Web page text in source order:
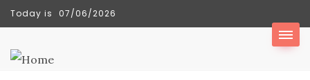
TENDANCES
Today is 07/06/2026